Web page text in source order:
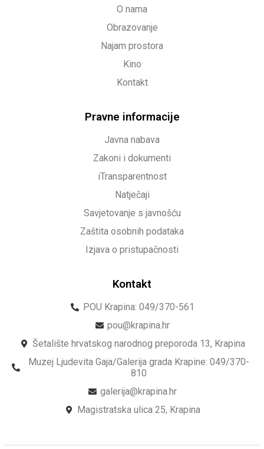
O nama
Obrazovanje
Najam prostora
Kino
Kontakt
Pravne informacije
Javna nabava
Zakoni i dokumenti
iTransparentnost
Natječaji
Savjetovanje s javnošću
Zaštita osobnih podataka
Izjava o pristupačnosti
Kontakt
POU Krapina: 049/370-561
pou@krapina.hr
Šetalište hrvatskog narodnog preporoda 13, Krapina
Muzej Ljudevita Gaja/Galerija grada Krapine: 049/370-
810
galerija@krapina.hr
Magistratska ulica 25, Krapina